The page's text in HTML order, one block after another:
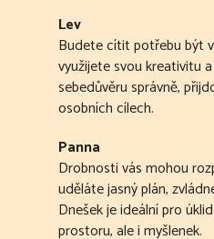
Lev
Budete cítit potřebu být
využijete svou kreativitu
sebedůvěru správně,
osobních cílech.
Panna
Drobnosti vás mohou
uděláte jasný plán,
Dnešek je ideální pro
prostoru, ale i myšlenek.